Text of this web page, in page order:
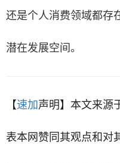
还是个人消费领域都存
潜在发展空间。
【速加声明】 本文来源
表本网赞同其观点和对